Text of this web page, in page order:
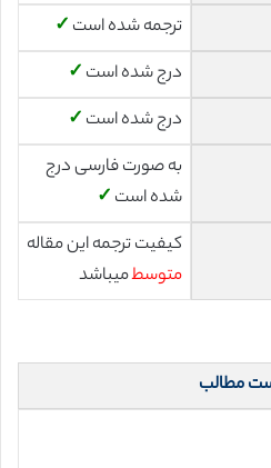
ترجمه شده است ✓
درج شده است ✓
درج شده است ✓
به صورت فارسی درج
شده است ✓
کیفیت ترجمه این مقاله
متوسطمیباشد
مطالب